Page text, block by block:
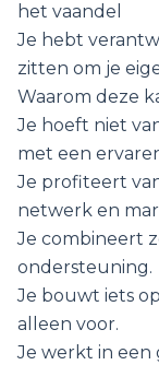
het vaandel
Je hebt
zitten om je
Waarom deze
Je hoeft niet
met een
Je profiteert
netwerk en
Je combineert
ondersteuning.
Je bouwt iets
alleen voor.
Je werkt in een